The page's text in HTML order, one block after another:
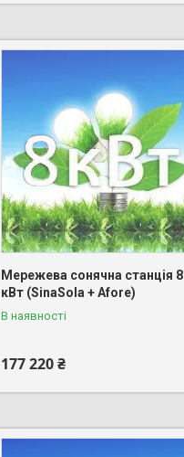
Мережева сонячна станція 8
кВт (SinaSola + Afore)
В наявності
177 220 ₴